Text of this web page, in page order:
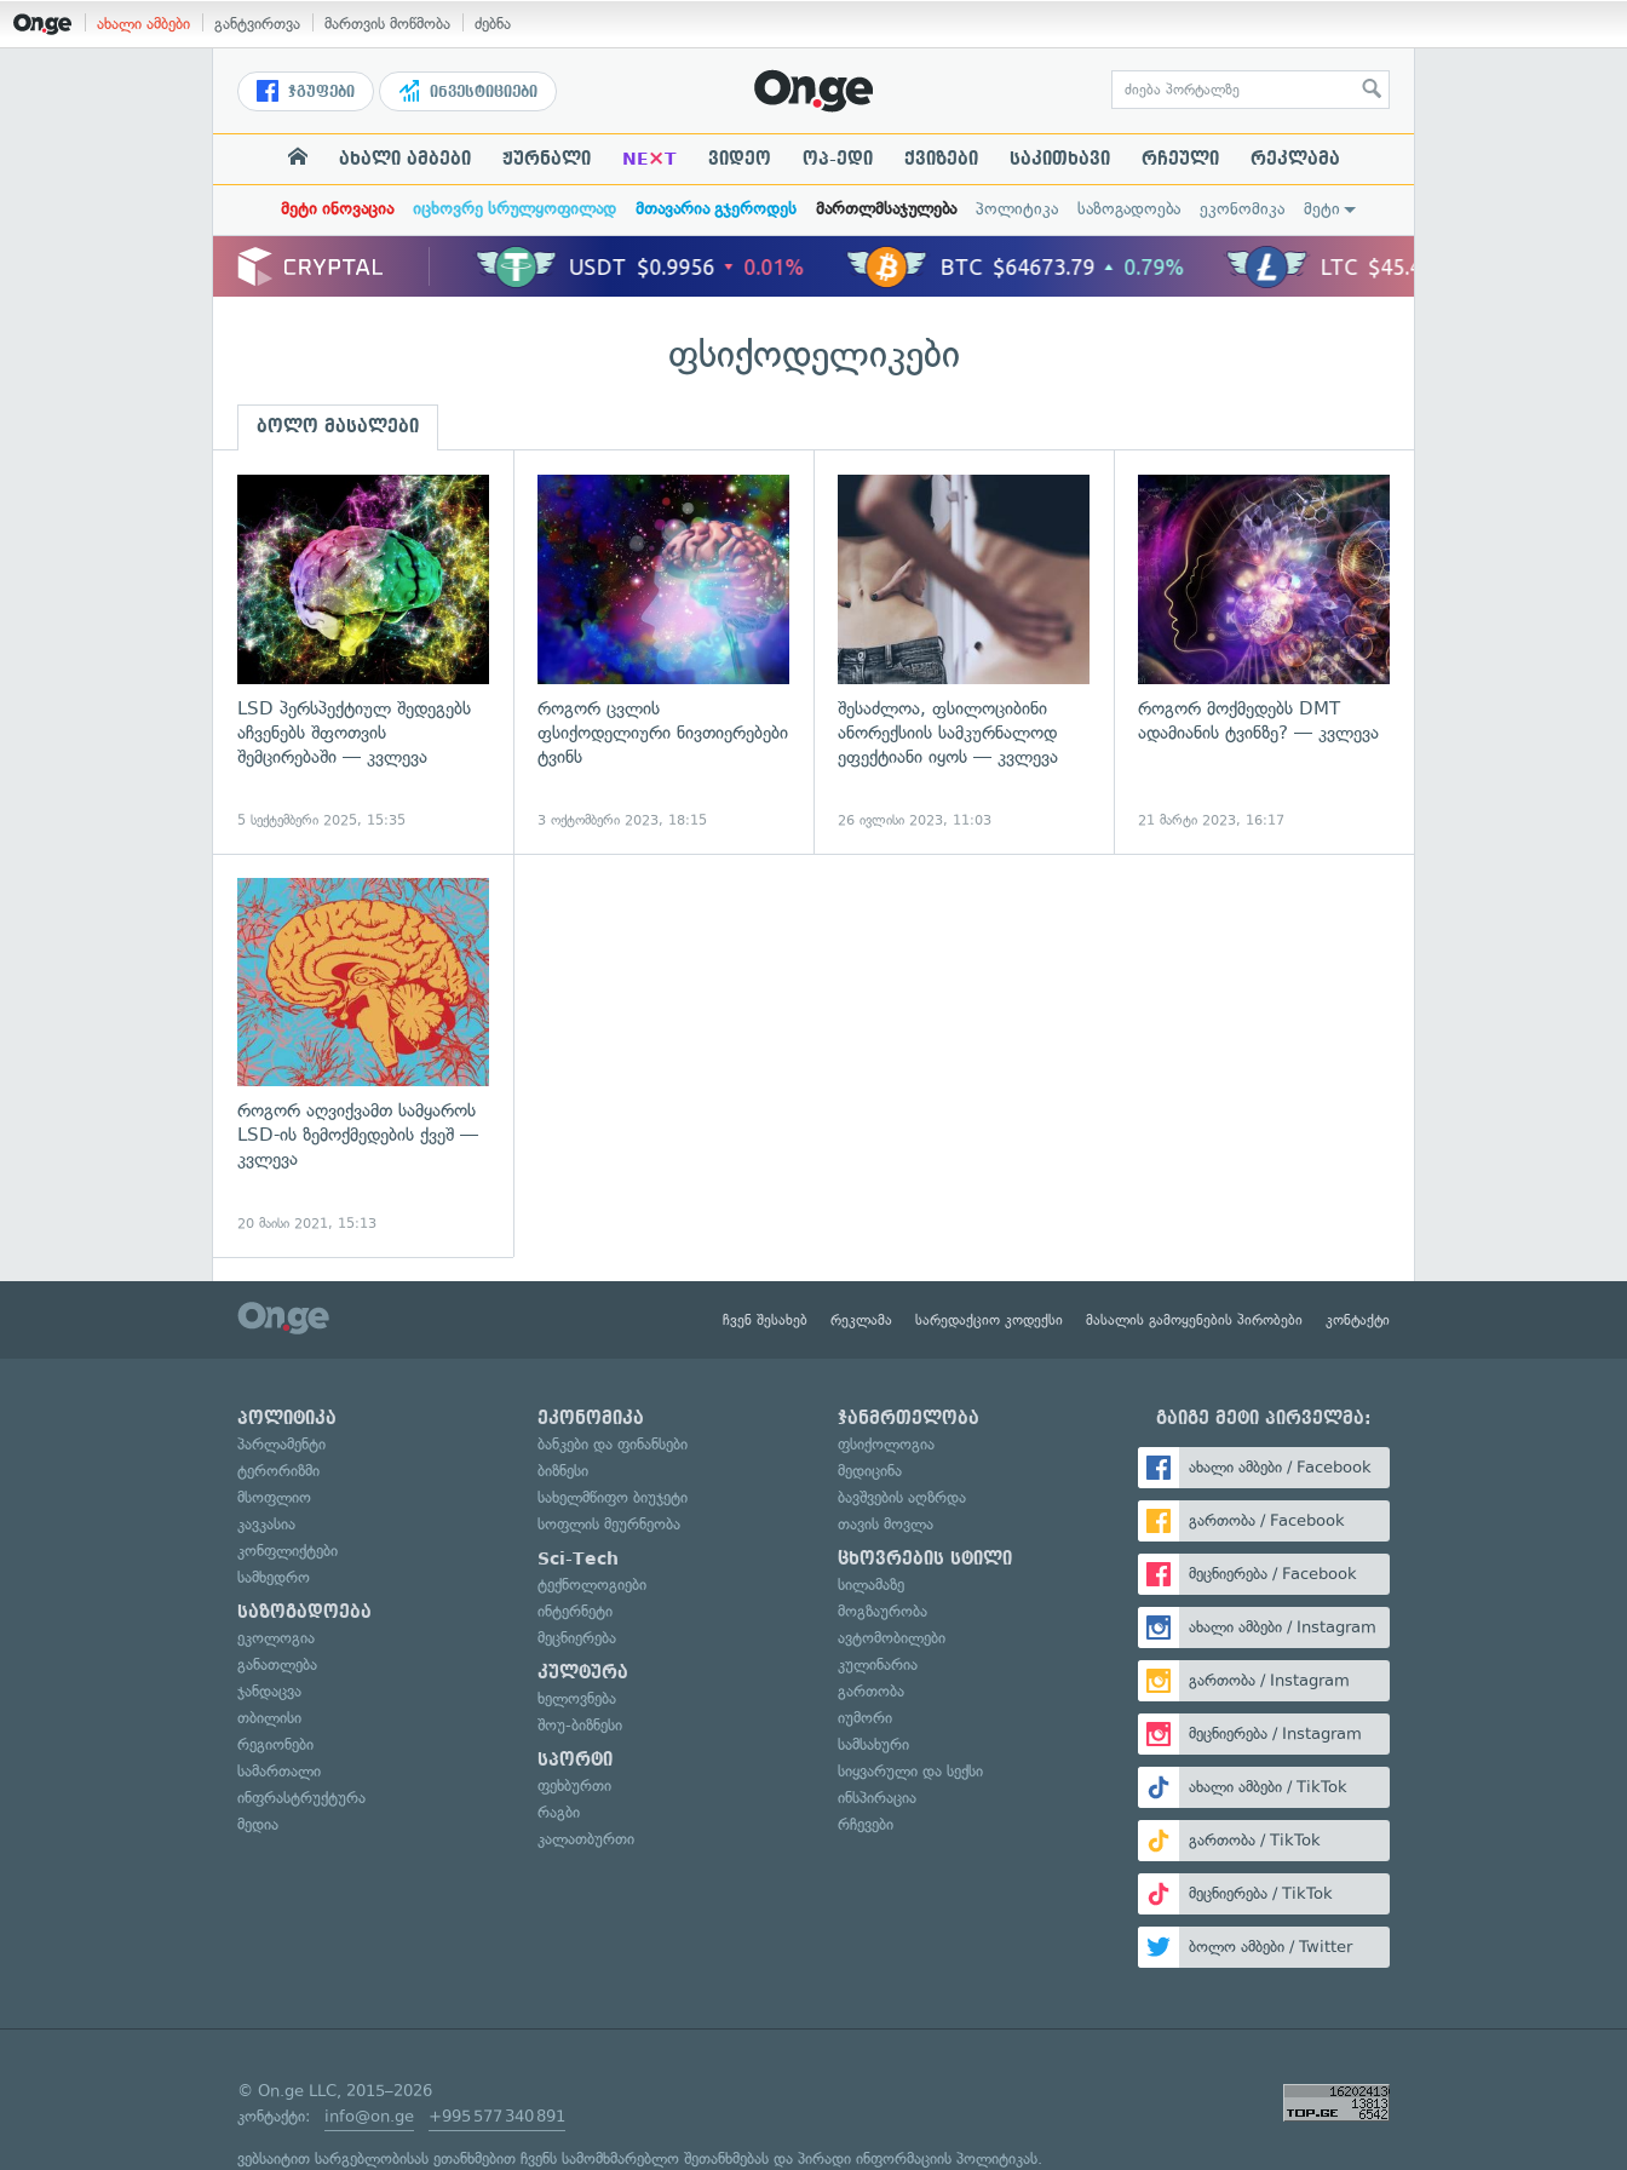
ახალი ამბები განტვირთვა მართვის მოწმობა ძებნა
ჯგუფები ინვესტიციები
ახალი ამბები ჟურნალი NE×T ვიდეო ოპ-ედი ქვიზები საკითხავი რჩეული რეკლამა
მეტი ინოვაცია იცხოვრე სრულყოფილად მთავარია გჯეროდეს მართლმსაჯულება პოლიტიკა საზოგადოება ეკონომიკა მეტი
ფსიქოდელიკები
ბოლო მასალები
გადახედვა
LSD პერსპექტიულ შედეგებს
აჩვენებს შფოთვის
შემცირებაში — კვლევა
5 სექტემბერი 2025, 15:35
გადახედვა
როგორ ცვლის
ფსიქოდელიური ნივთიერებები
ტვინს
3 ოქტომბერი 2023, 18:15
გადახედვა
შესაძლოა, ფსილოციბინი
ანორექსიის სამკურნალოდ
ეფექტიანი იყოს — კვლევა
26 ივლისი 2023, 11:03
როგორ მოქმედებს DMT
ადამიანის ტვინზე? — კვლევა
21 მარტი 2023, 16:17
როგორ აღვიქვამთ სამყაროს
LSD-ის ზემოქმედების ქვეშ —
კვლევა
20 მაისი 2021, 15:13
ჩვენ შესახებ რეკლამა სარედაქციო კოდექსი მასალის გამოყენების პირობები კონტაქტი
პოლიტიკა
პარლამენტი
ტერორიზმი
მსოფლიო
კავკასია
კონფლიქტები
სამხედრო
საზოგადოება
ეკოლოგია
განათლება
ჯანდაცვა
თბილისი
რეგიონები
სამართალი
ინფრასტრუქტურა
მედია
ეკონომიკა
ბანკები და ფინანსები
ბიზნესი
სახელმწიფო ბიუჯეტი
სოფლის მეურნეობა
Sci-Tech
ტექნოლოგიები
ინტერნეტი
მეცნიერება
კულტურა
ხელოვნება
შოუ-ბიზნესი
სპორტი
ფეხბურთი
რაგბი
კალათბურთი
ჯანმრთელობა
ფსიქოლოგია
მედიცინა
ბავშვების აღზრდა
თავის მოვლა
ცხოვრების სტილი
სილამაზე
მოგზაურობა
ავტომობილები
კულინარია
გართობა
იუმორი
სამსახური
სიყვარული და სექსი
ინსპირაცია
რჩევები
გაიგე მეტი პირველმა:
ახალი ამბები / Facebook
გართობა / Facebook
მეცნიერება / Facebook
ახალი ამბები / Instagram
გართობა / Instagram
მეცნიერება / Instagram
ახალი ამბები / TikTok
გართობა / TikTok
მეცნიერება / TikTok
ბოლო ამბები / Twitter
© On.ge LLC, 2015–2026
კონტაქტი: info@on.ge +995 577 340 891
ვებსაიტით სარგებლობისას ეთანხმებით ჩვენს სამომხმარებლო შეთანხმებას და პირადი ინფორმაციის პოლიტიკას